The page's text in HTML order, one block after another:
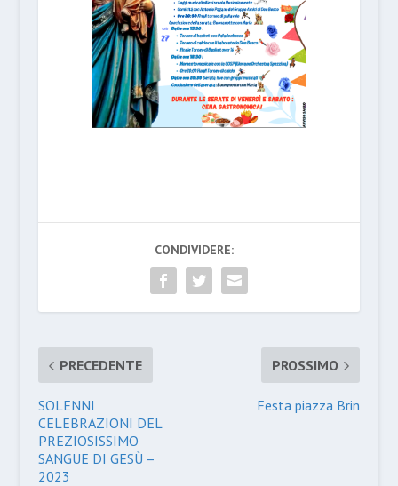
CONDIVIDERE:
PRECEDENTE
SOLENNI
CELEBRAZIONI DEL
PREZIOSISSIMO
SANGUE DI GESÙ –
2023
PROSSIMO
Festa piazza Brin